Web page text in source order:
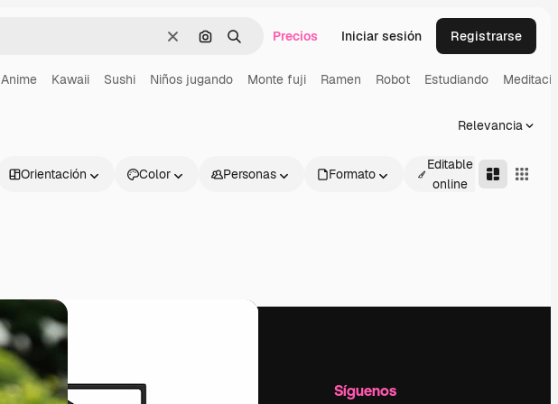
BorrarBuscar por imagen
BuscarPrecios Iniciar sesión Registrarse
Anime Kawaii Sushi Niños jugando Monte fuji Ramen Robot Estudiando
Relevancia
Orientación Color Personas Formato
Editable
online
Información útil Síguenos